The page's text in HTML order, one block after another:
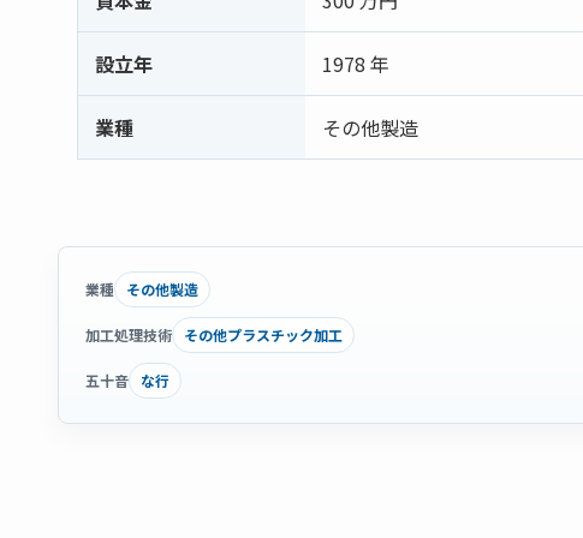
設立年 1978 年
業種 その他製造
業種 その他製造
加工処理技術 その他プラスチック加工
五十音 な行